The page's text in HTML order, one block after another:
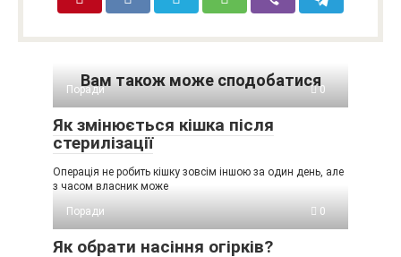
Вам також може сподобатися
Поради 0
Як змінюється кішка після
стерилізації
Операція не робить кішку зовсім іншою за один день, але
з часом власник може
Поради
0
Як обрати насіння огірків?